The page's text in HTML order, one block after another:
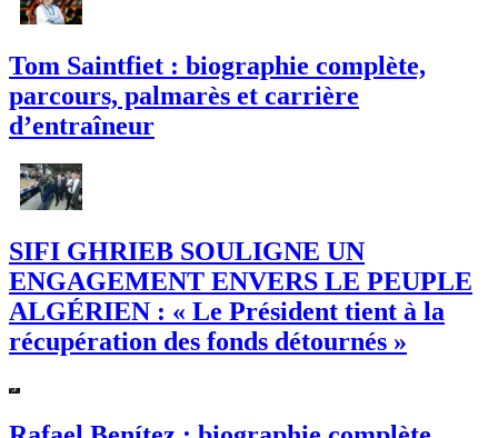
Tom Saintfiet : biographie complète,
parcours, palmarès et carrière
d’entraîneur
SIFI GHRIEB SOULIGNE UN
ENGAGEMENT ENVERS LE PEUPLE
ALGÉRIEN : « Le Président tient à la
récupération des fonds détournés »